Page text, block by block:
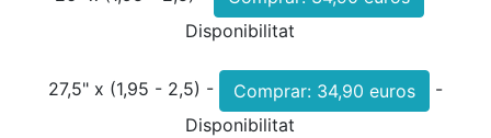
Disponibilitat
27,5" x (1,95 - 2,5) -
-
Disponibilitat